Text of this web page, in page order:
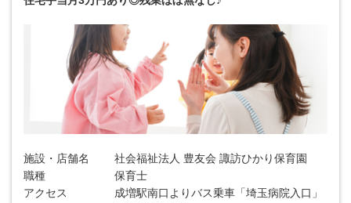
施設・店舗名
社会福祉法人 豊友会 諏訪ひかり保育園
職種
保育士
アクセス
成増駅南口よりバス乗車「埼玉病院入口」